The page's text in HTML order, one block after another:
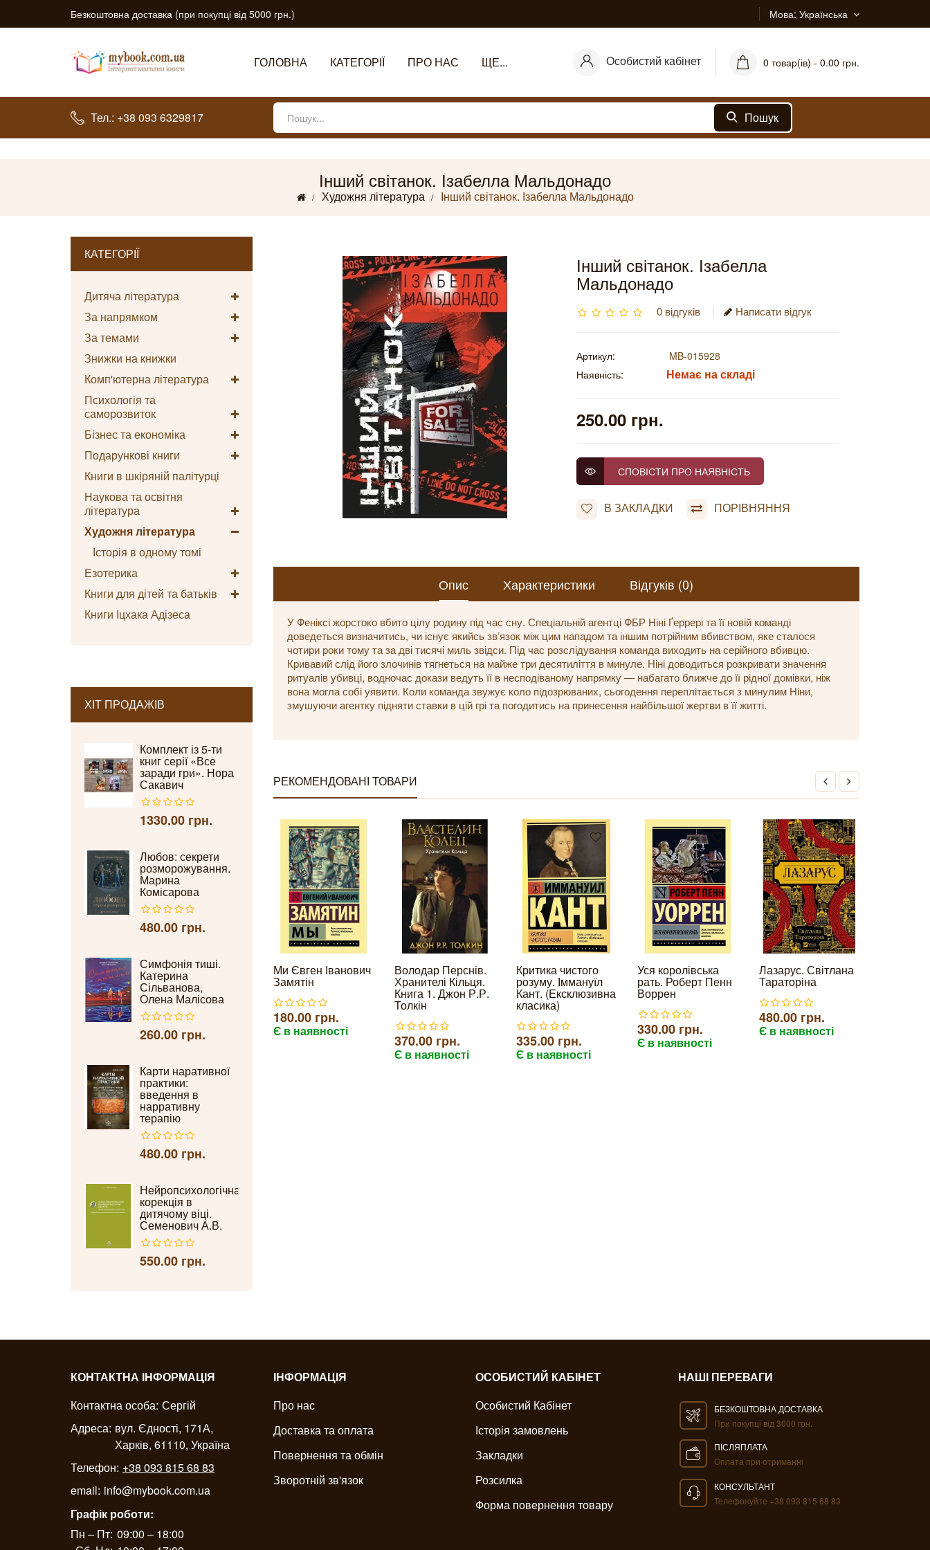
Безкоштовна доставка (при покупці від 5000 грн.) Мова Українська
ГОЛОВНА КАТЕГОРІЇ ПРО НАС ЩЕ... Особистий кабінет 0 товар(ів) - 0.00 грн.
Тел.: +38 093 6329817 Пошук
Інший світанок. Ізабелла Мальдонадо
Художня література Інший світанок. Ізабелла Мальдонадо
КАТЕГОРІЇ
Дитяча література
За напрямком
За темами
Знижки на книжки
Комп'ютерна література
Психологія та
саморозвиток
Бізнес та економіка
Подарункові книги
Книги в шкіряній палітурці
Наукова та освітня
література
Художня література
Історія в одному томі
Езотерика
Книги для дітей та батьків
Книги Іцхака Адізеса
ХІТ ПРОДАЖІВ
Комплект із 5-ти
книг серії «Все
заради гри». Нора
Сакавич
1330.00 грн.
Любов: секрети
розморожування.
Марина
Комісарова
480.00 грн.
Симфонія тиші.
Катерина
Сільванова,
Олена Малісова
260.00 грн.
Карти наративної
практики:
введення в
нарративну
терапію
480.00 грн.
Нейропсихологічна
корекція в
дитячому віці.
Семенович А.В.
550.00 грн.
Інший світанок. Ізабелла
Мальдонадо
0 відгуків Написати відгук
Артикул:
MB-015928
Наявність:
Немає на складі
250.00 грн.
СПОВІСТИ ПРО НАЯВНІСТЬ
В ЗАКЛАДКИ ПОРІВНЯННЯ
Опис Характеристики Відгуків (0)
У Феніксі жорстоко вбито цілу родину під час сну. Спеціальній агентці ФБР Ніні Ґеррері та її новій команді
доведеться визначитись, чи існує якийсь зв’язок між цим нападом та іншим потрійним вбивством, яке сталося
чотири роки тому та за дві тисячі миль звідси. Під час розслідування команда виходить на серійного вбивцю.
Кривавий слід його злочинів тягнеться на майже три десятиліття в минуле. Ніні доводиться розкривати значення
ритуалів убивці, водночас докази ведуть її в несподіваному напрямку — набагато ближче до її рідної домівки, ніж
вона могла собі уявити. Коли команда звужує коло підозрюваних, сьогодення переплітається з минулим Ніни,
змушуючи агентку підняти ставки в цій грі та погодитись на принесення найбільшої жертви в її житті.
РЕКОМЕНДОВАНІ ТОВАРИ
Ми Євген Іванович
Замятін
180.00 грн.
Є в наявності
Володар Перснів.
Хранителі Кільця.
Книга 1. Джон Р.Р.
Толкін
370.00 грн.
Є в наявності
Критика чистого
розуму. Іммануїл
Кант. (Ексклюзивна
класика)
335.00 грн.
Є в наявності
Уся королівська
рать. Роберт Пенн
Воррен
330.00 грн.
Є в наявності
Лазарус. Світлана
Тараторіна
480.00 грн.
Є в наявності
КОНТАКТНА ІНФОРМАЦІЯ
Контактна особа: Сергій
Адреса: вул. Єдності, 171А,
Харків, 61110, Україна
Телефон: +38 093 815 68 83
email: info@mybook.com.ua
Графік роботи:
Пн – Пт: 09:00 – 18:00
ІНФОРМАЦІЯ
Про нас
Доставка та оплата
Повернення та обмін
Зворотній зв'язок
ОСОБИСТИЙ КАБІНЕТ
Особистий Кабінет
Історія замовлень
Закладки
Розсилка
Форма повернення товару
НАШІ ПЕРЕВАГИ
БЕЗКОШТОВНА ДОСТАВКА
При покупці від 3000 грн.
ПІСЛЯПЛАТА
Оплата при отриманні
КОНСУЛЬТАНТ
Телефонуйте +38 093 815 68 83